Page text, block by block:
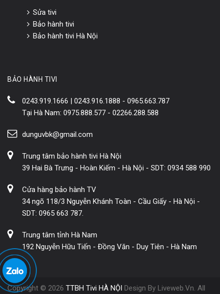
Sửa tivi
Bảo hành tivi
Bảo hành tivi Hà Nội
BẢO HÀNH TIVI
0243.919.1666 | 0243.916.1888 - 0965.663.787
Tại Hà Nam: 0975.888.577 - 02266.288.588
dunguvbk@gmail.com
Trung tâm bảo hành tivi Hà Nội
39 Hai Bà Trưng - Hoàn Kiếm - Hà Nội - SDT: 0934 588 990
Cửa hàng bảo hành TV
34 ngõ 118/3 Nguyễn Khánh Toàn - Cầu Giấy - Hà Nội -
SDT: 0965 663 787.
Trung tâm tỉnh Hà Nam
192 Nguyễn Hữu Tiến - Đồng Văn - Duy Tiên - Hà Nam
Copyright © 2026 TTBH Tivi HÀ NỘI Design By Liveweb.Vn. All